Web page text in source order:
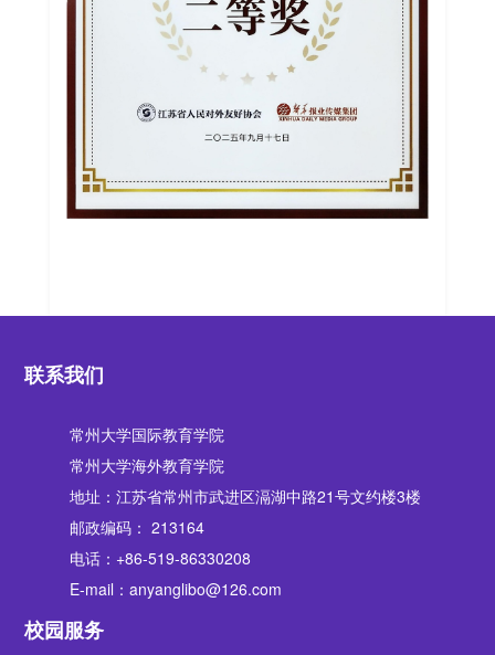
联系我们
常州大学国际教育学院
常州大学海外教育学院
地址：江苏省常州市武进区滆湖中路21号文约楼3楼
邮政编码： 213164
电话：+86-519-86330208
E-mail：anyanglibo@126.com
校园服务